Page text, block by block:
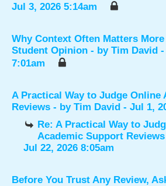
Jul 3, 2026 5:14am
Why Context Often Matters
Student Opinion - by Tim David -
7:01am
A Practical Way to Judge Online
Reviews - by Tim David - Jul 1,
Re: A Practical Way to
Academic Support Reviews
Jul 22, 2026 8:05am
Before You Trust Any Review,